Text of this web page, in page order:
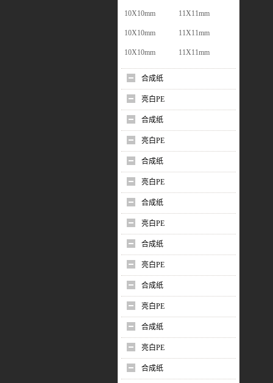
10X10mm 11X11mm
10X10mm 11X11mm
10X10mm 11X11mm
合成纸
亮白PE
合成纸
亮白PE
合成纸
亮白PE
合成纸
亮白PE
合成纸
亮白PE
合成纸
亮白PE
合成纸
亮白PE
合成纸